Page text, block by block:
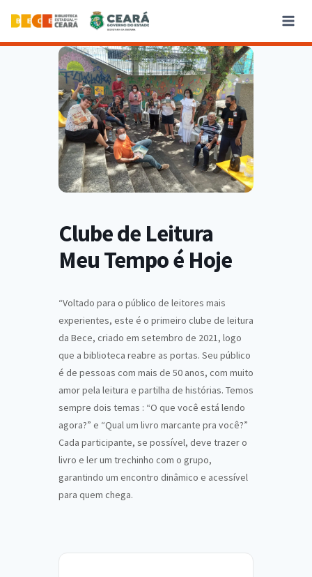
Clube de Leitura
Meu Tempo é Hoje
“Voltado para o público de leitores mais
experientes, este é o primeiro clube de leitura
da Bece, criado em setembro de 2021, logo
que a biblioteca reabre as portas. Seu público
é de pessoas com mais de 50 anos, com muito
amor pela leitura e partilha de histórias. Temos
sempre dois temas : “O que você está lendo
agora?” e “Qual um livro marcante pra você?”
Cada participante, se possível, deve trazer o
livro e ler um trechinho com o grupo,
garantindo um encontro dinâmico e acessível
para quem chega.